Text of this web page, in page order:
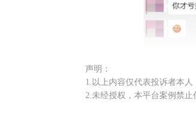
声明：
1.以上内容仅代表投诉者本人
2.未经授权，本平台案例禁止